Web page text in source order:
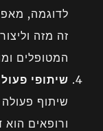
לדוגמה,
זה מזה
המטופלים
שיתופי
שיתוף
ורופאים